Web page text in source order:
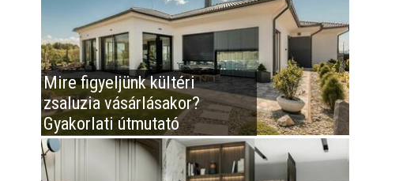
Mire figyeljünk kültéri
zsaluzia vásárlásakor?
Gyakorlati útmutató